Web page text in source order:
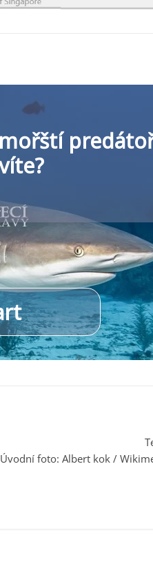
Úvodní foto: Albert kok /